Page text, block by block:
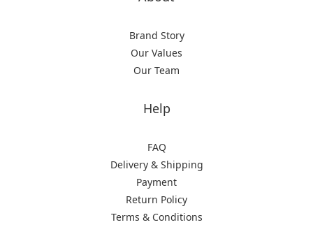
Brand Story
Our Values
Our Team
Help
FAQ
Delivery & Shipping
Payment
Return Policy
Terms & Conditions